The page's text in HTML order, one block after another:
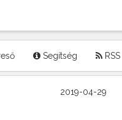
Segítség RSS
2019-04-29